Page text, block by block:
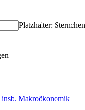
Platzhalter:
insb. Makroökonomik